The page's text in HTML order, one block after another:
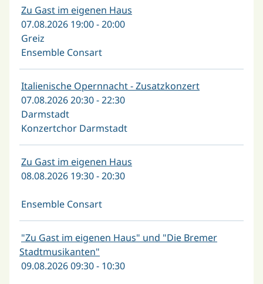
Zu Gast im eigenen Haus
07.08.2026 19:00 - 20:00
Greiz
Ensemble Consart
Italienische Opernnacht - Zusatzkonzert
07.08.2026 20:30 - 22:30
Darmstadt
Konzertchor Darmstadt
Zu Gast im eigenen Haus
08.08.2026 19:30 - 20:30
Ensemble Consart
"Zu Gast im eigenen Haus" und "Die Bremer
Stadtmusikanten"
09.08.2026 09:30 - 10:30